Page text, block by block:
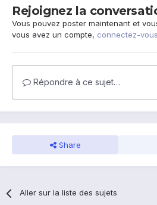
Rejoignez la
Vous pouvez poster maintenant et
vous avez un compte, connectez-
Répondre à ce sujet…
Share
Aller sur la liste des sujets